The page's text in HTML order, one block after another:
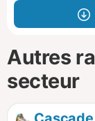
Autres
secteur